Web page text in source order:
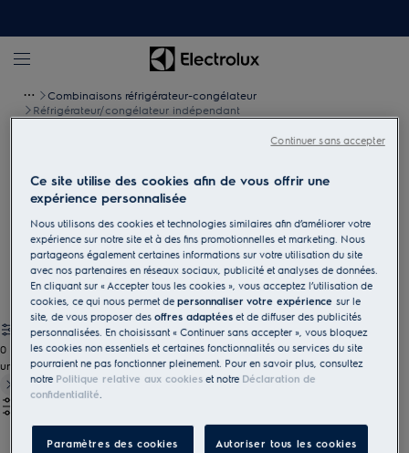
Combinaisons réfrigérateur-congélateur
Réfrigérateur/congélateur indépendant
Réfrigérateur-congélateur à pose
libre
Notre combinaison de réfrigérateur-congélateur à pose libre
s'adaptera à merveille à votre cuisine et à vos plats. Nous
avons le modèle idéal pour votre style de vie et votre cuisine.
0
undefined
Ce site utilise des cookies afin de vous offrir une
expérience personnalisée
Nous utilisons des cookies et technologies similaires afin d’améliorer votre
expérience sur notre site et à des fins promotionnelles et marketing. Nous
partageons également certaines informations sur votre utilisation du site
avec nos partenaires en réseaux sociaux, publicité et analyses de données.
En cliquant sur « Accepter tous les cookies », vous acceptez l’utilisation de
cookies, ce qui nous permet depersonnaliser votre expériencesur le
site, de vous proposer desoffres adaptées et de diffuser des publicités
personnalisées. En choisissant « Continuer sans accepter », vous bloquez
les cookies non essentiels et certaines fonctionnalités ou services du site
pourraient ne pas fonctionner pleinement. Pour en savoir plus, consultez
notre Politique relative aux cookies et notre Déclaration de
confidentialité.
Paramètres des cookies Autoriser tous les cookies
Continuer sans accepter